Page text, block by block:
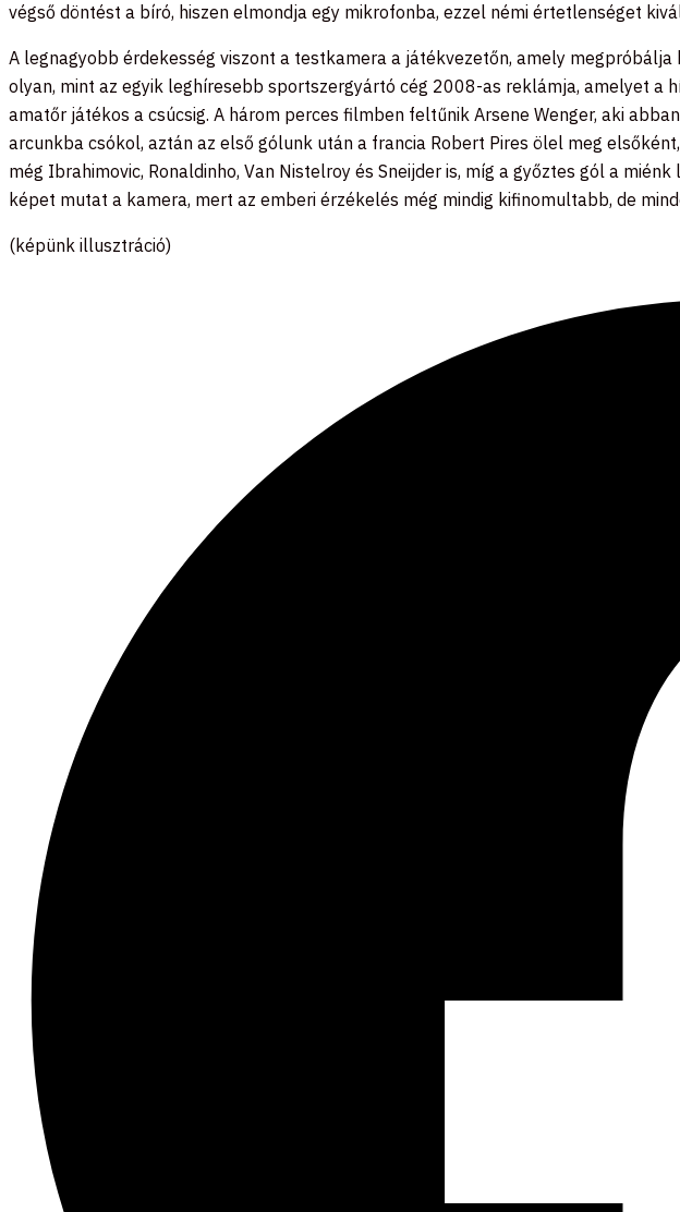
végső döntést a bíró, hiszen elmondja egy mikrofonba, ezzel némi értetlenséget
A legnagyobb érdekesség viszont a testkamera a játékvezetőn, amely
olyan, mint az egyik leghíresebb sportszergyártó cég 2008-as reklámja, amelyet a
amatőr játékos a csúcsig. A három perces filmben feltűnik Arsene Wenger, aki
arcunkba csókol, aztán az első gólunk után a francia Robert Pires ölel meg
még Ibrahimovic, Ronaldinho, Van Nistelroy és Sneijder is, míg a győztes gól a
képet mutat a kamera, mert az emberi érzékelés még mindig kifinomultabb, de
(képünk illusztráció)